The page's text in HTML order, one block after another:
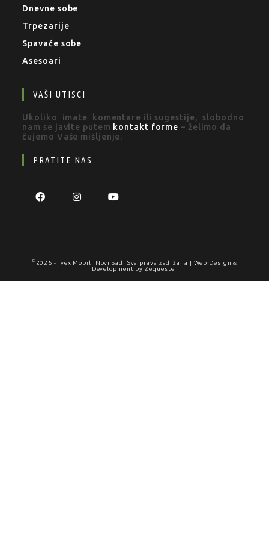
Dnevne sobe
Trpezarije
Spavaće sobe
Asesoari
VAŠI UTISCI
Ukoliko imate komentare ili sugestije, slobodno
nam se javite putem kontakt forme – želimo da
čujemo Vaše mišljenje.
PRATITE NAS
© 2026 - Ivex Mobili Novi Sad | Sva prava zadržana | Web Design &
Development byZequester